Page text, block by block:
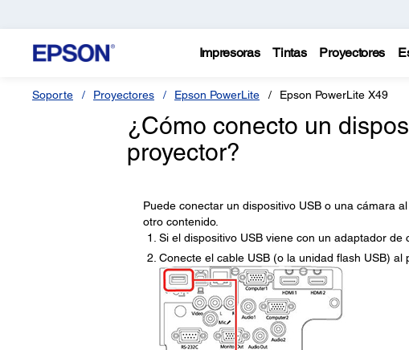
Impresoras Tintas Proyectores
Soporte Proyectores Epson PowerLite Epson PowerLite X49
¿Cómo conecto un
proyector?
Puede conectar un dispositivo USB o una cámara
otro contenido.
Si el dispositivo USB viene con un adaptador
Conecte el cable USB (o la unidad flash USB) al